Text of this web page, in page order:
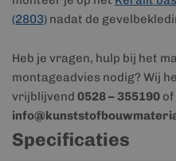
(2803) nadat de
Heb je vragen, hulp bij het
montageadvies nodig? Wij
vrijblijvend 0528 – 355190
Specificaties